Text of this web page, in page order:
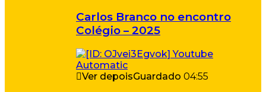
Carlos Branco no encontro
Colégio – 2025
Ver depoisGuardado 04:55